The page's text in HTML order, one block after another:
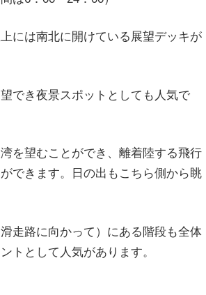
には南北に開けている展望デッキが
でき夜景スポットとしても人気で
を望むことができ、離着陸する飛行
できます。日の出もこちら側から眺
走路に向かって）にある階段も全体
トとして人気があります。